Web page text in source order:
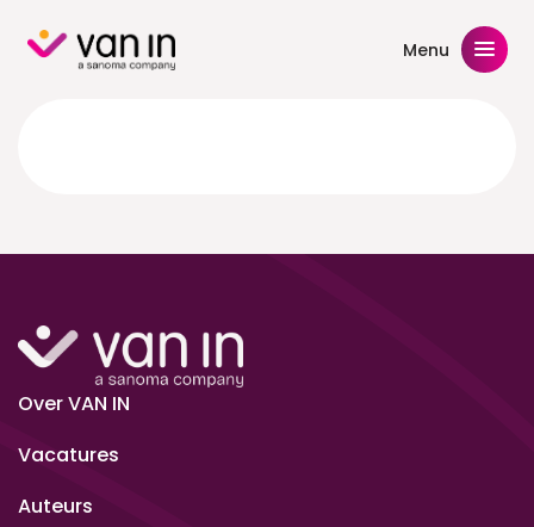
content Menu
Over VAN IN
Vacatures
Auteurs